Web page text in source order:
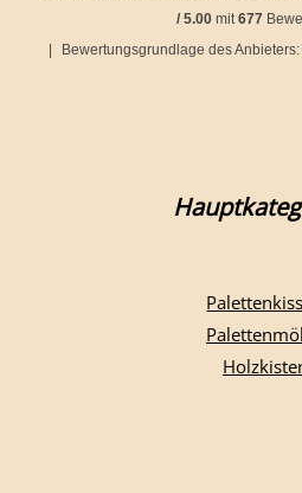
/5.00 mit677
|
Bewertungsgrundlage des